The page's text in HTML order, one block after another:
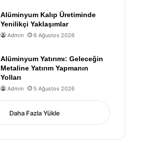
Alüminyum Kalıp Üretiminde
Yenilikçi Yaklaşımlar
Admin 6 Ağustos 2026
Alüminyum Yatırımı: Geleceğin
Metaline Yatırım Yapmanın
Yolları
Admin 5 Ağustos 2026
Daha Fazla Yükle